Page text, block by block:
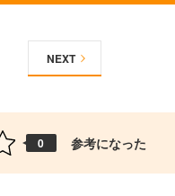
NEXT
0 参考になった